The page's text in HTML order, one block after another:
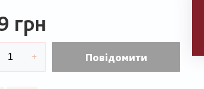
грн
Повідомити